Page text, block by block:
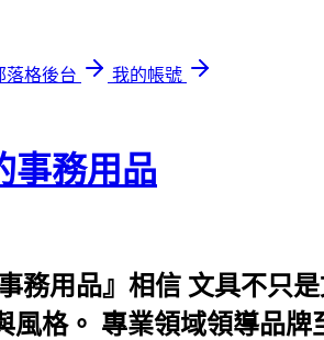
落格後台
我的帳號
事務用品
務用品』相信 文具不只
風格。 專業領域領導品